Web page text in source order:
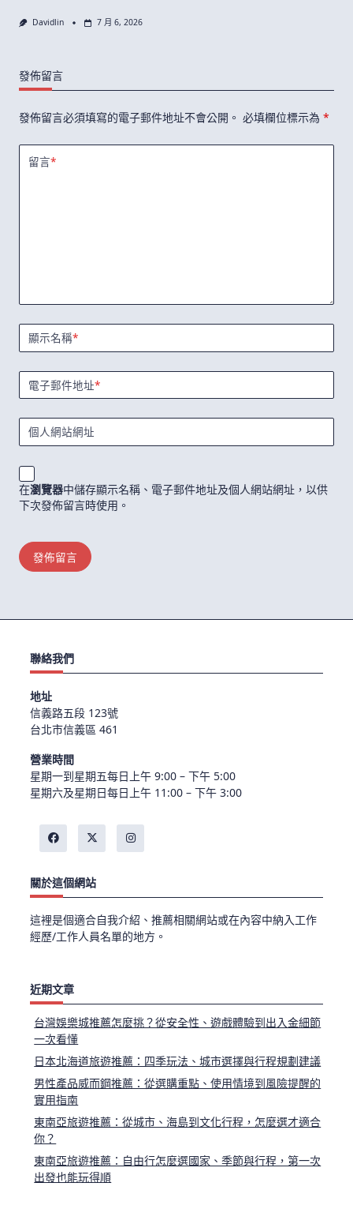
Davidlin 7 月 6, 2026
發佈留言
發佈留言必須填寫的電子郵件地址不會公開。 必填欄位標示為 *
留言*
顯示名稱*
電子郵件地址*
個人網站網址
在瀏覽器中儲存顯示名稱、電子郵件地址及個人網站網址，以供
下次發佈留言時使用。
聯絡我們
地址
信義路五段 123號
台北市信義區 461
營業時間
星期一到星期五每日上午 9:00 – 下午 5:00
星期六及星期日每日上午 11:00 – 下午 3:00
關於這個網站
這裡是個適合自我介紹、推薦相關網站或在內容中納入工作
經歷/工作人員名單的地方。
近期文章
台灣娛樂城推薦怎麼挑？從安全性、遊戲體驗到出入金細節
一次看懂
日本北海道旅遊推薦：四季玩法、城市選擇與行程規劃建議
男性產品威而鋼推薦：從選購重點、使用情境到風險提醒的
實用指南
東南亞旅遊推薦：從城市、海島到文化行程，怎麼選才適合
你？
東南亞旅遊推薦：自由行怎麼選國家、季節與行程，第一次
出發也能玩得順